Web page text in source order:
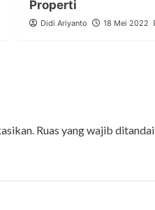
Properti
Didi Ariyanto 18 Mei 2022
Ruas yang wajib ditandai